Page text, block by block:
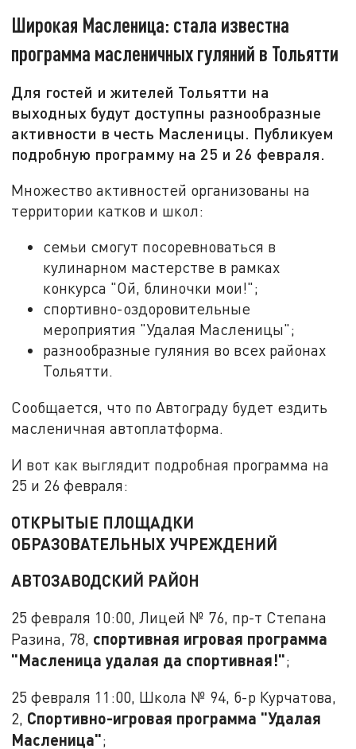
Широкая Масленица: стала известна
программа масленичных гуляний в Тольятти
Для гостей и жителей Тольятти на
выходных будут доступны разнообразные
активности в честь Масленицы. Публикуем
подробную программу на 25 и 26 февраля.
Множество активностей организованы на
территории катков и школ:
семьи смогут посоревноваться в
кулинарном мастерстве в рамках
конкурса "Ой, блиночки мои!";
спортивно-оздоровительные
мероприятия "Удалая Масленицы";
разнообразные гуляния во всех районах
Тольятти.
Сообщается, что по Автограду будет ездить
масленичная автоплатформа.
И вот как выглядит подробная программа на
25 и 26 февраля:
ОТКРЫТЫЕ ПЛОЩАДКИ
ОБРАЗОВАТЕЛЬНЫХ УЧРЕЖДЕНИЙ
АВТОЗАВОДСКИЙ РАЙОН
25 февраля 10:00, Лицей № 76, пр-т Степана
Разина, 78, спортивная игровая программа
"Масленица удалая да спортивная!";
25 февраля 11:00, Школа № 94, б-р Курчатова,
2, Спортивно-игровая программа "Удалая
Масленица";